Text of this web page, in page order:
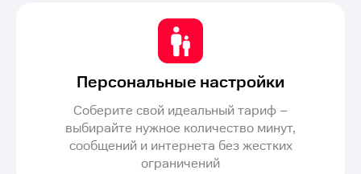
Персональные настройки
Соберите свой идеальный тариф –
выбирайте нужное количество минут,
сообщений и интернета без жестких
ограничений